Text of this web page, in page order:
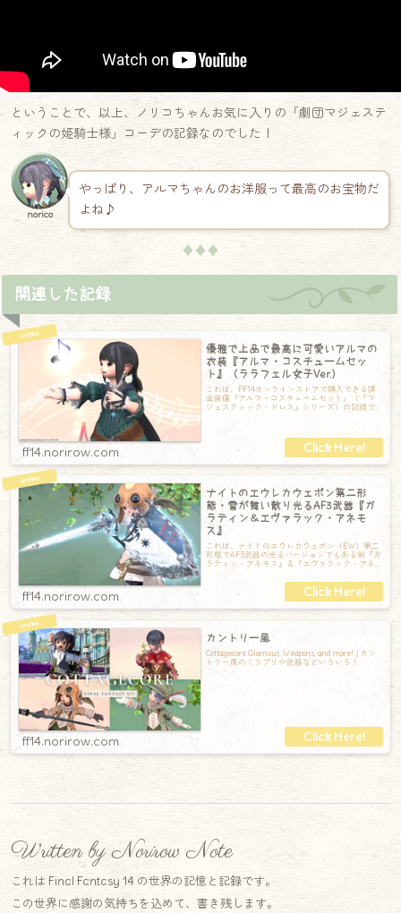
ということで、以上、ノリコちゃんお気に入りの「劇団マジェステ
ィックの姫騎士様」コーデの記録なのでした！
norico
やっぱり、アルマちゃんのお洋服って最高のお宝物だ
よね♪
♦♦♦
関連した記録
優雅で上品で最高に可愛いアルマの
衣装『アルマ・コスチュームセッ
ト』（ララフェル女子Ver.）
これは、FF14オンラインストアで購入できる課
金装備「アルマ・コスチュームセット」（『マ
ジェスティック・ドレス』シリーズ）の記録で
ff14.norirow.com
ナイトのエウレカウェポン第二形
態・雪が舞い散り光るAF3武器『ガ
ラティン＆エヴァラック・アネモ
ス』
これは、ナイトのエウレカウェポン（EW）第二
形態でAF3武器の光るバージョンでもある剣『ガ
ラティン・アネモス』＆『エヴァラック・アネ
ff14.norirow.com
カントリー風
Cottagecore Glamour, Weapons, and more! / カン
トリー風のミラプリや武器などいろいろ！
ff14.norirow.com
Written by Norirow Note
これは Final Fantasy 14 の世界の記憶と記録です。
この世界に感謝の気持ちを込めて、書き残します。